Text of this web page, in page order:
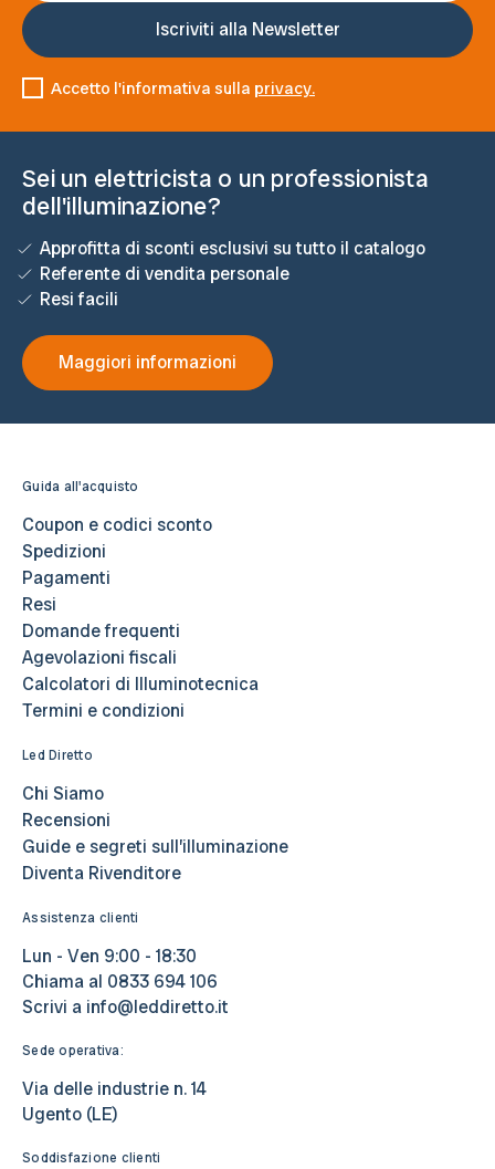
Accetto l'informativa sulla privacy.
Sei un elettricista o un professionista
dell'illuminazione?
Approfitta di sconti esclusivi su tutto il catalogo
Referente di vendita personale
Resi facili
Maggiori informazioni
Guida all'acquisto
Coupon e codici sconto
Spedizioni
Pagamenti
Resi
Domande frequenti
Agevolazioni fiscali
Calcolatori di Illuminotecnica
Termini e condizioni
Led Diretto
Chi Siamo
Recensioni
Guide e segreti sull’illuminazione
Diventa Rivenditore
Assistenza clienti
Lun - Ven 9:00 - 18:30
Chiama al 0833 694 106
Scrivi a info@leddiretto.it
Sede operativa:
Via delle industrie n. 14
Ugento (LE)
Soddisfazione clienti